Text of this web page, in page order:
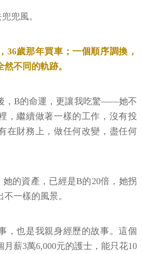
兜風。
36歲那年買車；一個順序調換，
不同的軌跡。
，B的命運，更讓我吃驚——她不
，繼續做著一樣的工作，沒有投
在財務上，做任何改變，盡任何
的資產，已經是B的20倍，她拐
一樣的風景。
，也是我親身經歷的故事。這個
薪3萬6,000元的護士，能只花10